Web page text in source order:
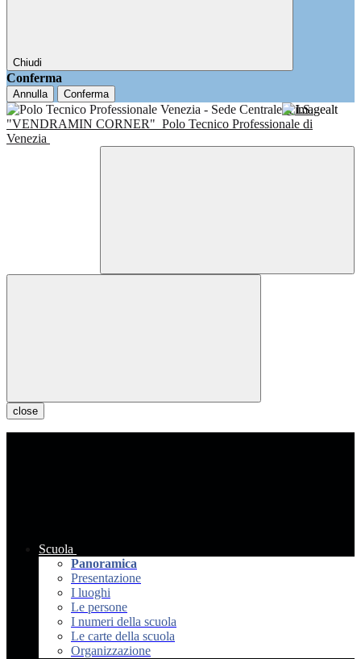
Chiudi
Conferma
Annulla Conferma
I.I.S.
"VENDRAMIN CORNER" Polo Tecnico Professionale di
Venezia
close
Scuola
Panoramica
Presentazione
I luoghi
Le persone
I numeri della scuola
Le carte della scuola
Organizzazione